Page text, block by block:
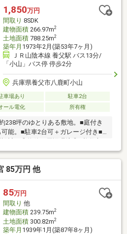
キホームライフ不動産』におまか
1,850万円
間取り 8SDK
建物面積266.97m2
土地面積788.25m2
築年月 1973年2月(築53年7ヶ月)
ＪＲ山陰本線 養父駅 バス13分/
「小山」バス停 停歩2分
兵庫県養父市八鹿町小山
車場あり
駐車2台
ール電化 所有権
坪のゆとりある敷地。■庭付き
能。■駐車2台可＋ガレージ付き■
父市立八鹿青渓中学校：徒歩約19
ル養父店：徒歩約6分■ファミリー
ホームライフ不動産◆当日の内
メールやお電話でも各種ご相談を承
ご売却』『リフォーム』『新築』
ライフ不動産』におまかせ下さ
85万円 他
85万円
間取り 他
建物面積239.75m2
土地面積300.82m2
築年月 1939年1月(築87年8ヶ月)